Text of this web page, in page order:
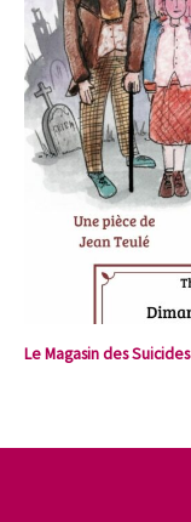
Le Magasin des Suicides